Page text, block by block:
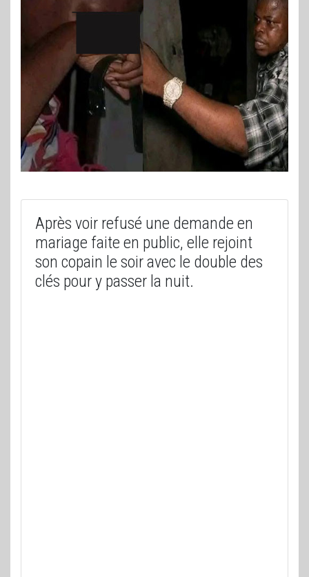
Après voir refusé une demande en
mariage faite en public, elle rejoint
son copain le soir avec le double des
clés pour y passer la nuit.